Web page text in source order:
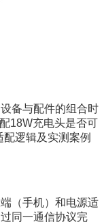
备与配件的组合时
18W充电头是否可
逻辑及实测案例
（手机）和电源适
同一通信协议完